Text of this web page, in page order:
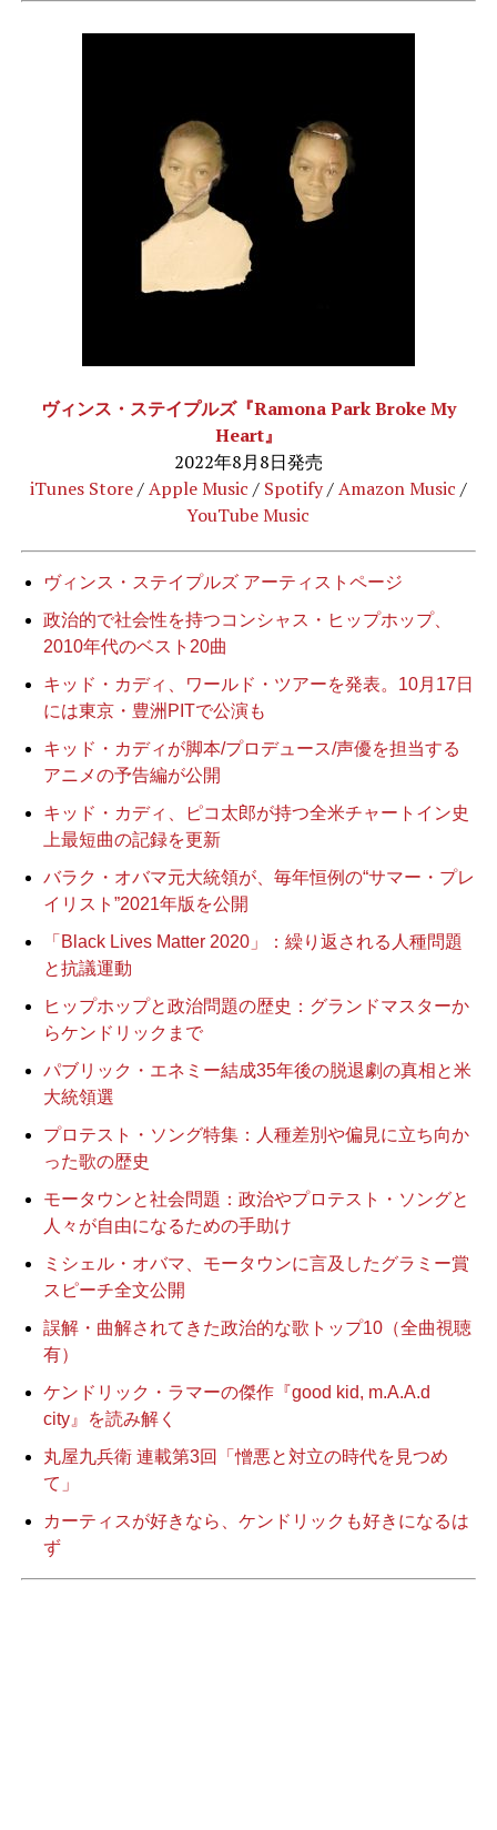
ヴィンス・ステイプルズ『Ramona Park Broke My
Heart』
2022年8月8日発売
iTunes Store/Apple Music / Spotify/Amazon Music /
YouTube Music
ヴィンス・ステイプルズ アーティストページ
政治的で社会性を持つコンシャス・ヒップホップ、
2010年代のベスト20曲
キッド・カディ、ワールド・ツアーを発表。10月17日
には東京・豊洲PITで公演も
キッド・カディが脚本/プロデュース/声優を担当する
アニメの予告編が公開
キッド・カディ、ピコ太郎が持つ全米チャートイン史
上最短曲の記録を更新
バラク・オバマ元大統領が、毎年恒例の“サマー・プレ
イリスト”2021年版を公開
「Black Lives Matter 2020」：繰り返される人種問題
と抗議運動
ヒップホップと政治問題の歴史：グランドマスターか
らケンドリックまで
パブリック・エネミー結成35年後の脱退劇の真相と米
大統領選
プロテスト・ソング特集：人種差別や偏見に立ち向か
った歌の歴史
モータウンと社会問題：政治やプロテスト・ソングと
人々が自由になるための手助け
ミシェル・オバマ、モータウンに言及したグラミー賞
スピーチ全文公開
誤解・曲解されてきた政治的な歌トップ10（全曲視聴
有）
ケンドリック・ラマーの傑作『good kid, m.A.A.d
city』を読み解く
丸屋九兵衛 連載第3回「憎悪と対立の時代を見つめ
て」
カーティスが好きなら、ケンドリックも好きになるは
ず